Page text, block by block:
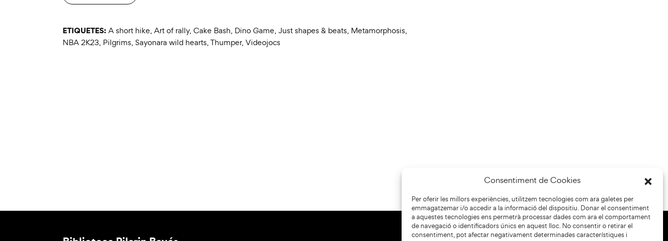
Consentiment de Cookies
Per oferir les millors experiències, utilitzem tecnologies com ara galetes per
emmagatzemar i/o accedir a la informació del dispositiu. Donar el consentiment
a aquestes tecnologies ens permetrà processar dades com ara el comportament
de navegació o identificadors únics en aquest lloc. No consentir o retirar el
consentiment, pot afectar negativament determinades característiques i
ETIQUETES: A short hike, Art of rally, Cake Bash, Dino Game, Just shapes & beats, Metamorphosis,
NBA 2K23, Pilgrims, Sayonara wild hearts,Thumper, Videojocs